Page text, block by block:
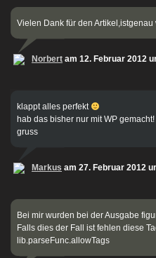
Vielen Dank für den
Norbert am 12. Februar 2012
klappt alles perfekt
hab das bisher nur mit WP gemacht!
gruss
Markus am 27. Februar 2012
Bei mir wurden bei der Ausgabe
Falls dies der Fall ist fehlen diese
lib.parseFunc.allowTags